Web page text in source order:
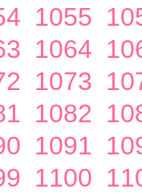
1055
1064
1073
1082
1091
1100